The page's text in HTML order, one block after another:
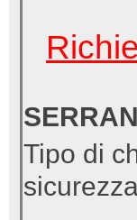
Tipo di